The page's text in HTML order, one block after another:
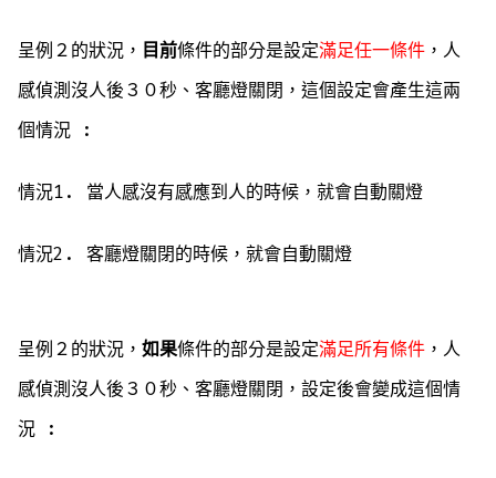
呈例２的狀況， 目前條件的部分是設定滿足任一條件 ，人
感偵測沒人後３０秒、客廳燈關閉，這個設定會產生這兩
個情況 :
情況1. 當人感沒有感應到人的時候，就會自動關燈
情況2. 客廳燈關閉的時候，就會自動關燈
呈例２的狀況，如果條件的部分是設定滿足所有條件 ，人
感偵測沒人後３０秒、客廳燈關閉，設定後會變成這個情
況 :